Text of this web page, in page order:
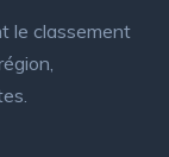
le classement